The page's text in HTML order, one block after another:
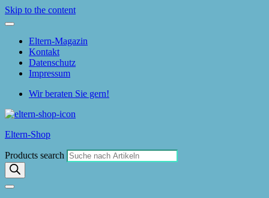
Skip to the content
Eltern-Magazin
Kontakt
Datenschutz
Impressum
Wir beraten Sie gern!
Eltern-Shop
Products search